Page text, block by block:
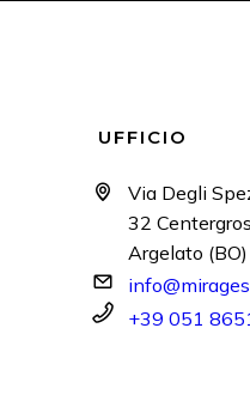
UFFICIO
Via Degli
32
Argelato
+39 051